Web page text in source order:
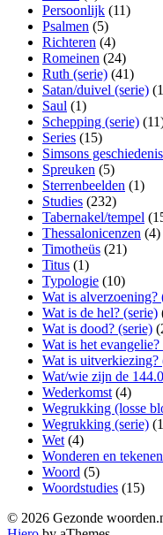
Persoonlijk (11)
Psalmen (5)
Richteren (4)
Romeinen (24)
Ruth (serie) (41)
Satan/duivel (serie)
Saul (1)
Schepping (serie)
Series (15)
Simsons
Spreuken (5)
Sterrenbeelden (1)
Studies (232)
Tabernakel/tempel
Thessalonicenzen (4)
Timotheüs (21)
Titus (1)
Typologie (10)
Wat is alverzoening?
Wat is de hel? (serie)
Wat is dood? (serie)
Wat is het evangelie?
Wat is uitverkiezing?
Wat/wie zijn de
Wederkomst (4)
Wegrukking (losse
Wegrukking (serie)
Wet (4)
Wonderen en tekenen
Woord (5)
Woordstudies (15)
© 2026 Gezonde